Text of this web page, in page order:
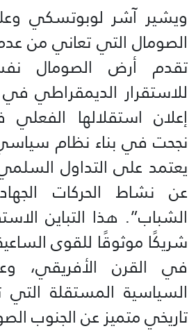
ويشير آشر لوبوتسكي
الصومال التي تعاني من
تقدم أرض الصومال
للاستقرار الديمقراطي
نجحت في بناء نظام
يعتمد على التداول
عن نشاط الحركات
الشباب”. هذا التباين
شريكًا موثوقًا للقوى
في القرن الأفريقي،
السياسية المستقلة
تاريخي متميز عن الجنوب